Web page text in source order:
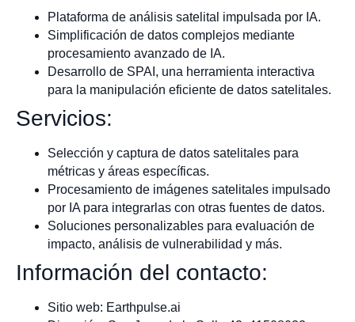
Plataforma de análisis satelital impulsada por IA.
Simplificación de datos complejos mediante
procesamiento avanzado de IA.
Desarrollo de SPAI, una herramienta interactiva
para la manipulación eficiente de datos satelitales.
Servicios:
Selección y captura de datos satelitales para
métricas y áreas específicas.
Procesamiento de imágenes satelitales impulsado
por IA para integrarlas con otras fuentes de datos.
Soluciones personalizables para evaluación de
impacto, análisis de vulnerabilidad y más.
Información del contacto:
Sitio web: Earthpulse.ai